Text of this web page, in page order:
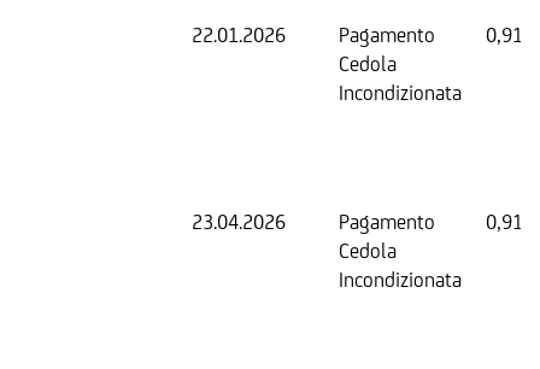
22.01.2026
Pagamento
Cedola
Incondizionata
0,91
23.04.2026
Pagamento
Cedola
Incondizionata
0,91